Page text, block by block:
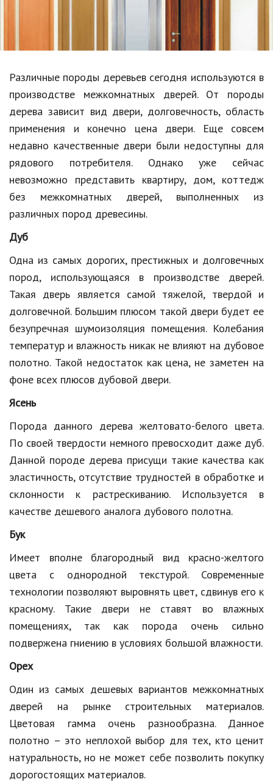
Авто, мото
Спорт
Знаменитости
Статьи
Обзоры
Hi-Tech. Интернет
Авто, мото
Дом и сад
Недвижимость
Спорт и фитнес
Психология и отношения
Творчество и рукоделие
Разное
Работа и бизнес
Животные
Еда и напитки
Праздники и подарки
Домашние животные
Семья и дети
Путешествия
Строительство
Культура и общество
Мода и стиль
Бизнес
Хобби и развлечения
Различные породы деревьев сегодня используются в
производстве межкомнатных дверей. От породы
дерева зависит вид двери, долговечность, область
применения и конечно цена двери. Еще совсем
недавно качественные двери были недоступны для
рядового потребителя. Однако уже сейчас
невозможно представить квартиру, дом, коттедж
без межкомнатных дверей, выполненных из
различных пород древесины.
Дуб
Одна из самых дорогих, престижных и долговечных
пород, использующаяся в производстве дверей.
Такая дверь является самой тяжелой, твердой и
долговечной. Большим плюсом такой двери будет ее
безупречная шумоизоляция помещения. Колебания
температур и влажность никак не влияют на дубовое
полотно. Такой недостаток как цена, не заметен на
фоне всех плюсов дубовой двери.
Ясень
Порода данного дерева желтовато-белого цвета.
По своей твердости немного превосходит даже дуб.
Данной породе дерева присущи такие качества как
эластичность, отсутствие трудностей в обработке и
склонности к растрескиванию. Используется в
качестве дешевого аналога дубового полотна.
Бук
Имеет вполне благородный вид красно-желтого
цвета с однородной текстурой. Современные
технологии позволяют выровнять цвет, сдвинув его к
красному. Такие двери не ставят во влажных
помещениях, так как порода очень сильно
подвержена гниению в условиях большой влажности.
Орех
Один из самых дешевых вариантов межкомнатных
дверей на рынке строительных материалов.
Цветовая гамма очень разнообразна. Данное
полотно – это неплохой выбор для тех, кто ценит
натуральность, но не может себе позволить покупку
дорогостоящих материалов.